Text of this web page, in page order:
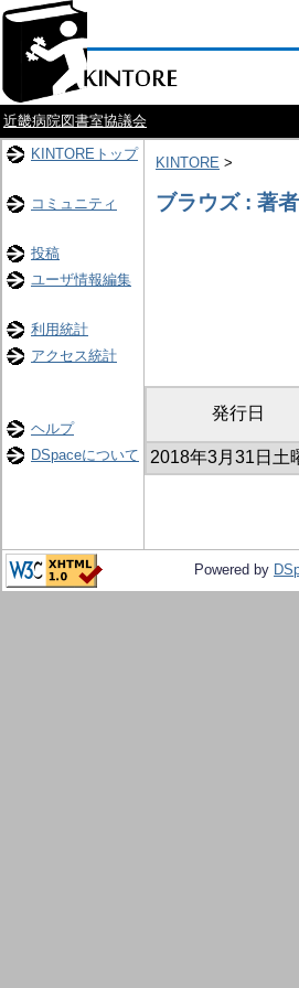
近畿病院図書室協議会
KINTOREトップ
コミュニティ
投稿
ユーザ情報編集
利用統計
アクセス統計
ヘルプ
DSpaceについて
KINTORE >
ブラウズ : 著
発行日
2018年3月31日土
Powered by